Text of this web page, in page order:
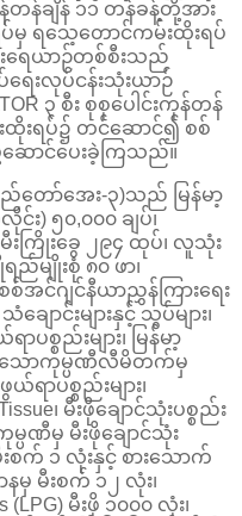
တန်ချိန် ၁၁ တန်ခန့်တို့အား
ပ်မှ ရသေ့တောင်ကမ်းထိုးရပ်
ရေယာဉ်တစ်စီးသည်
ေးလုပ်ငန်းသုံးယာဉ်
၃ စီး စုစုပေါင်းကုန်တန်
ထိုးရပ်၌ တင်ဆောင်၍ စစ်
ောင်ပေးခဲ့ကြသည်။
တော်အေး-၃)သည် မြန်မာ့
င်း) ၅၀,၀၀၀ ချပ်၊
မီးကြိုးခွေ ၂၉၄ ထုပ်၊ လူသုံး
ည်မျိုးစုံ ၈၀ ဖာ၊
အင်ဂျင်နီယာညွှန်ကြားရေး
သံချောင်းများနှင့် သွပ်များ၊
စ္စည်းများ၊ မြန်မာ့
င်သောကုမ္ပဏီလီမိတက်မှ
ာပစ္စည်းများ၊
၊ မီးဖိုချောင်သုံးပစ္စည်း
ပဏီမှ မီးဖိုချောင်သုံး
စက် ၁ လုံးနှင့် စားသောက်
မှ မီးစက် ၁၂ လုံး၊
မီးဖို ၁၀၀၀ လုံး၊